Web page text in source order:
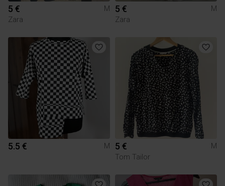
5 €
M
Zara
5 €
M
Zara
5.5 € M 5 €
M
Tom Tailor